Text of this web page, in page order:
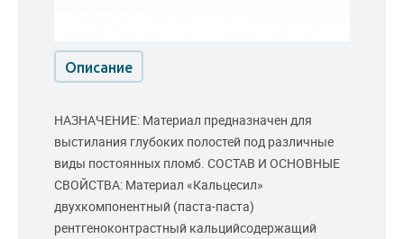
Описание
НАЗНАЧЕНИЕ: Материал предназначен для
выстилания глубоких полостей под различные
виды постоянных пломб. СОСТАВ И ОСНОВНЫЕ
СВОЙСТВА: Материал «Кальцесил»
двухкомпонентный (паста-паста)
рентгеноконтрастный кальцийсодержащий